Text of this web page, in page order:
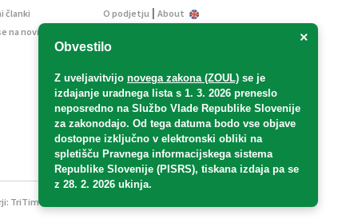
×
Obvestilo
Z uveljavitvijo novega zakona (ZOUL) se je
izdajanje uradnega lista s 1. 3. 2026 preneslo
neposredno na Službo Vlade Republike Slovenije
za zakonodajo. Od tega datuma bodo vse objave
dostopne izključno v elektronski obliki na
spletišču Pravnega informacijskega sistema
Republike Slovenije (PISRS), tiskana izdaja pa se
z 28. 2. 2026 ukinja.
članki
na novice
O podjetju | About
Informacije javnega
Oglaševanje
Splošni pogoji
Izjava o varstvu osebnih
podatkov
E-dražbe
TriTim spletna agencija